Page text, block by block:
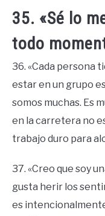
35. «Sé lo
todo
36. «Cada persona
estar en un grupo
somos muchas. Es
en la carretera no
trabajo duro para
37. «Creo que soy
gusta herir los
es